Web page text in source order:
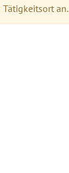
an.